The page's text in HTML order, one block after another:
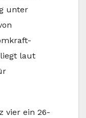
unter
laut
vier ein 26-